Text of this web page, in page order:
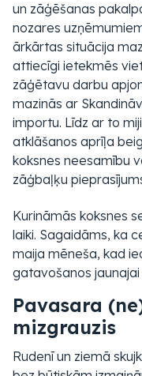
un zāģēšanas
nozares
ārkārtas situācija
attiecīgi ietekmēs
zāģētavu darbu
mazinās ar
importu. Līdz ar to
atklāšanos aprīļa
koksnes neesamību
zāģbaļķu
Kurināmās koksnes
laiki. Sagaidāms, ka
maija mēneša, kad
gatavošanos
Pavasara
mizgrauzis
Rudenī un ziemā